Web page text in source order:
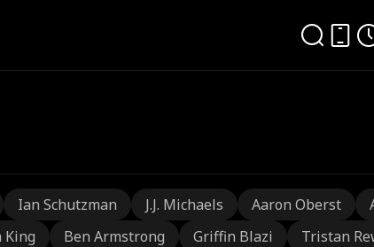
Ian Schutzman J.J. Michaels Aaron Oberst
King Ben Armstrong Griffin Blazi Tristan